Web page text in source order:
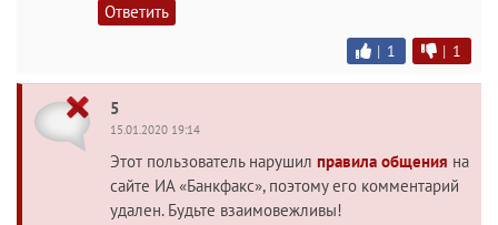
Ответить
| 1 | 1
5
15.01.2020 19:14
Этот пользователь нарушил правила общения на
сайте ИА «Банкфакс», поэтому его комментарий
удален. Будьте взаимовежливы!